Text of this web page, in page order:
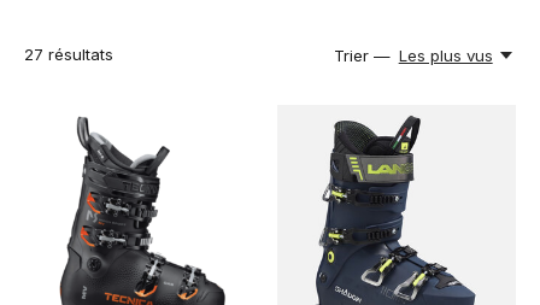
27 résultats Trier — Les plus vus